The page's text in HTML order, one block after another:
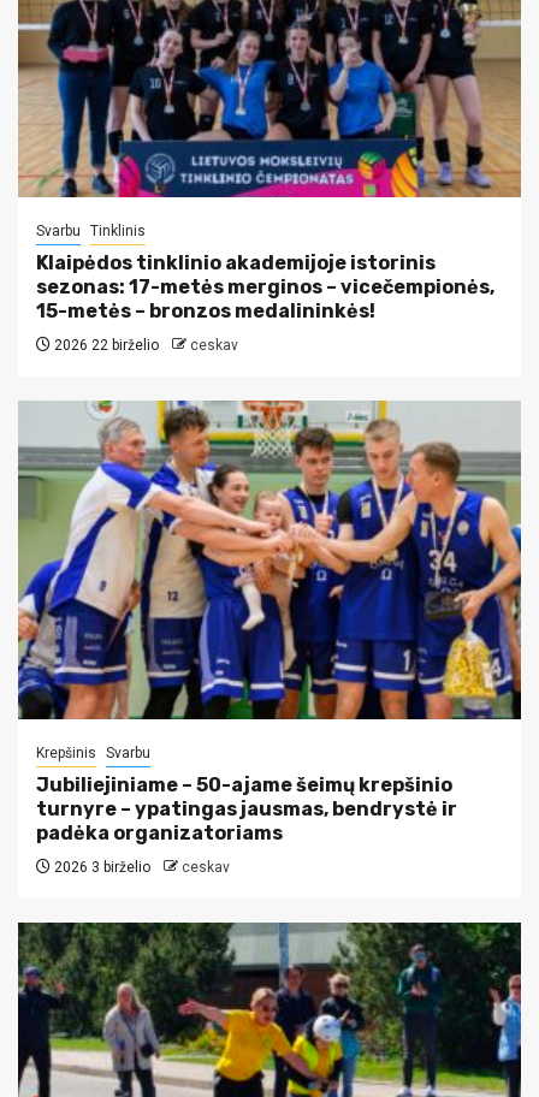
Svarbu Tinklinis
Klaipėdos tinklinio akademijoje istorinis
sezonas: 17-metės merginos – vicečempionės,
15-metės – bronzos medalininkės!
2026 22 birželio ceskav
Krepšinis Svarbu
Jubiliejiniame – 50-ajame šeimų krepšinio
turnyre – ypatingas jausmas, bendrystė ir
padėka organizatoriams
2026 3 birželio ceskav